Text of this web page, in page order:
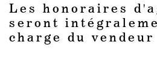
Les honoraires
seront
charge du vendeur